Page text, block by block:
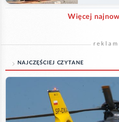
Więcej
NAJCZĘŚCIEJ CZYTANE